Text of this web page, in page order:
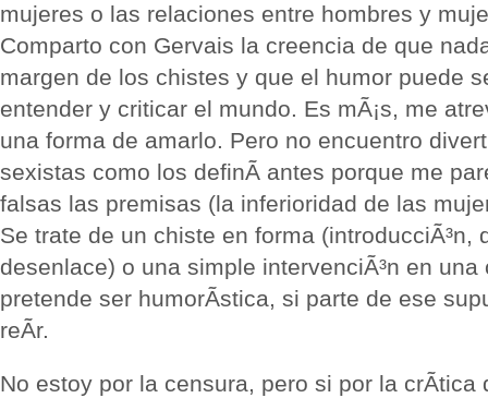
mujeres o las relaciones entre hombres y
Comparto con Gervais la creencia de que
margen de los chistes y que el humor puede
entender y criticar el mundo. Es mÃ¡s, me
una forma de amarlo. Pero no encuentro
sexistas como los definÃ­ antes porque me
falsas las premisas (la inferioridad de las
Se trate de un chiste en forma (introducciÃ³n,
desenlace) o una simple intervenciÃ³n en una
pretende ser humorÃ­stica, si parte de ese
reÃ­r.
No estoy por la censura, pero si por la crÃ­tica